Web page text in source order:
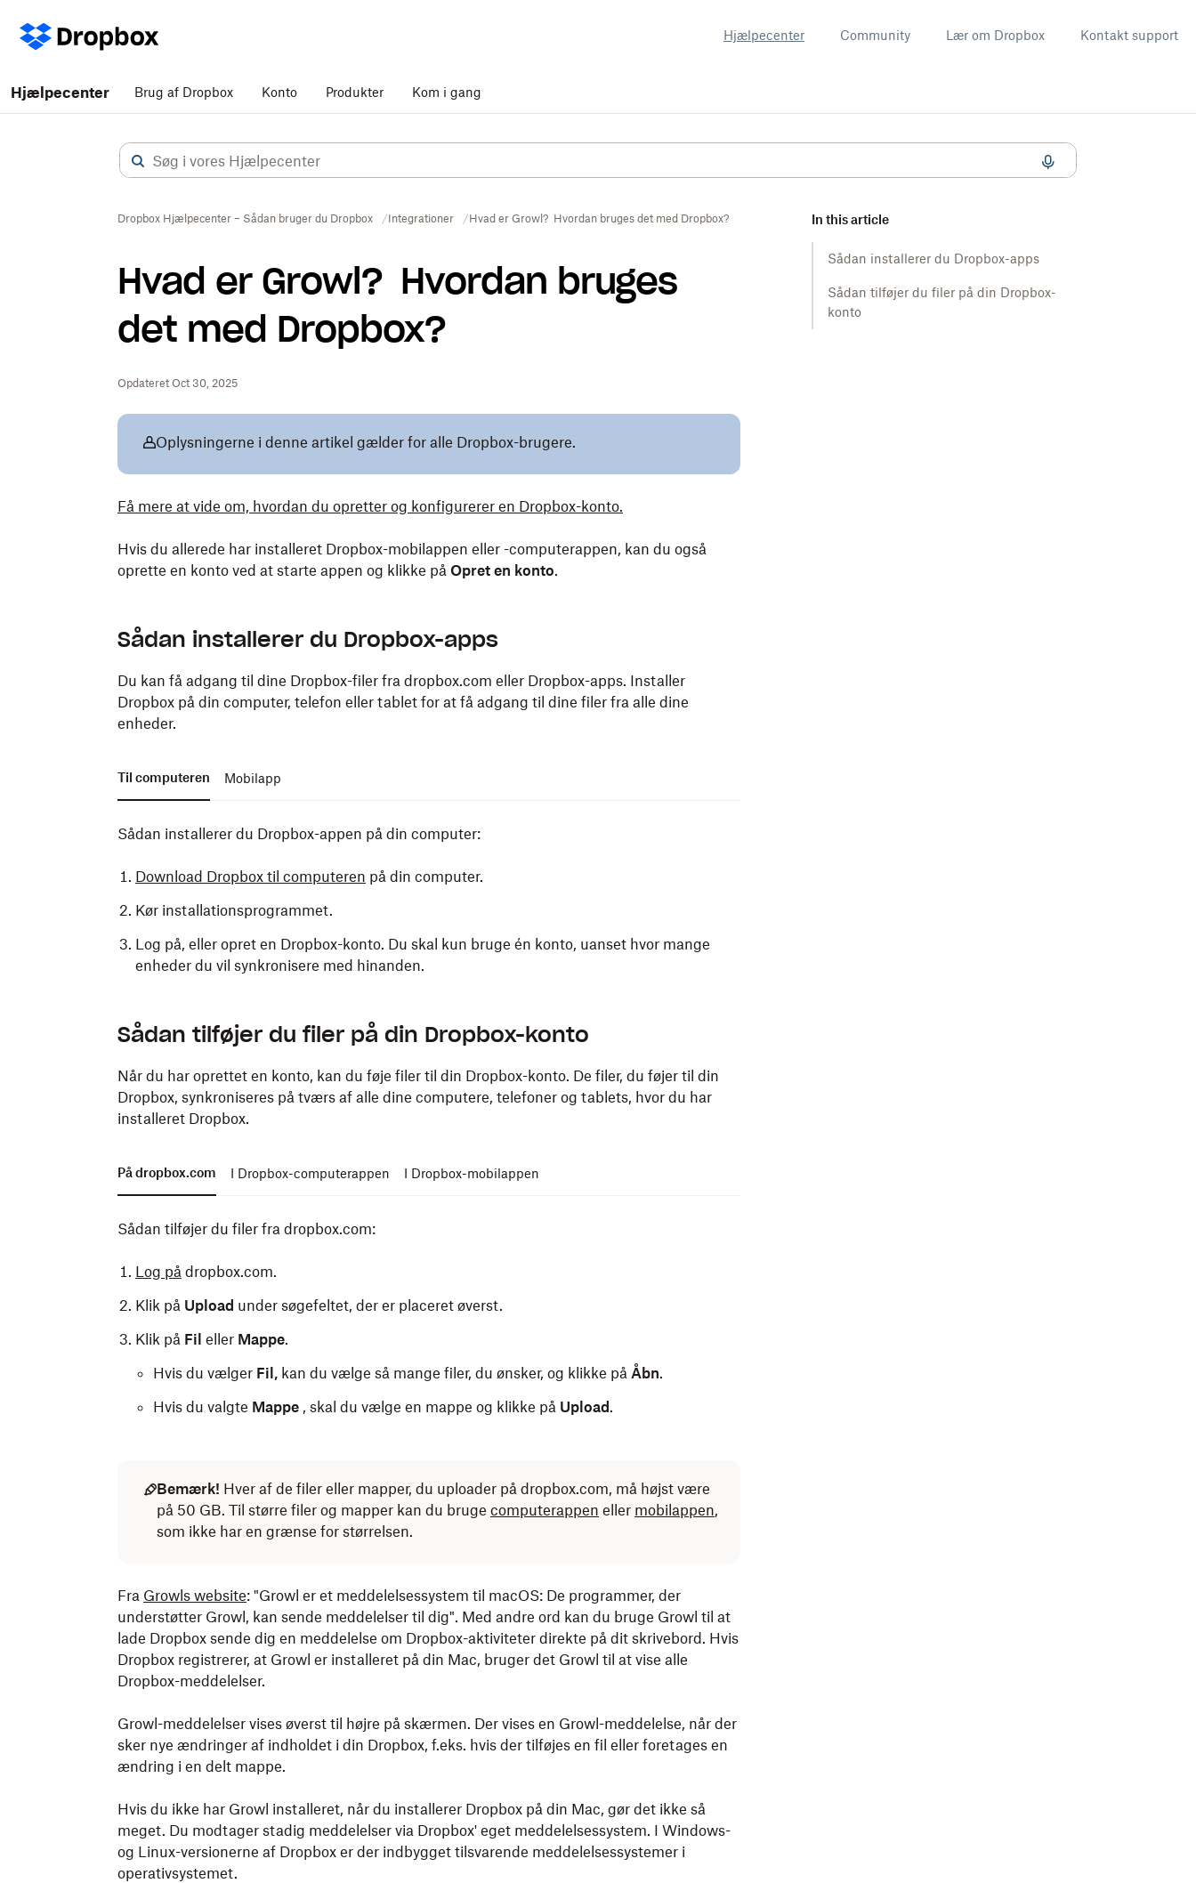
Hjælpecenter Community Lær om Dropbox Kontakt support
Hjælpecenter Brug af Dropbox Konto Produkter Kom i gang
Dropbox Hjælpecenter – Sådan bruger du Dropbox Integrationer Hvad er Growl? Hvordan bruges det med Dropbox?
Hvad er Growl? Hvordan bruges
det med Dropbox?
Opdateret Oct 30, 2025
In this article
Sådan installerer du Dropbox-apps
Sådan tilføjer du filer på din Dropbox-
konto
Oplysningerne i denne artikel gælder for alle Dropbox-brugere.
Få mere at vide om, hvordan du opretter og konfigurerer en Dropbox-konto.
Hvis du allerede har installeret Dropbox-mobilappen eller -computerappen, kan du også
oprette en konto ved at starte appen og klikke på Opret en konto.
Sådan installerer du Dropbox-apps
Du kan få adgang til dine Dropbox-filer fra dropbox.com eller Dropbox-apps. Installer
Dropbox på din computer, telefon eller tablet for at få adgang til dine filer fra alle dine
enheder.
Til computeren Mobilapp
Sådan installerer du Dropbox-appen på din computer:
Download Dropbox til computeren på din computer.
Kør installationsprogrammet.
Log på, eller opret en Dropbox-konto. Du skal kun bruge én konto, uanset hvor mange
enheder du vil synkronisere med hinanden.
Dropbox-mobilappen
fra App Store eller Google Play Butik på din telefon eller
tablet.
Åbn appen.
Sådan tilføjer du filer på din Dropbox-konto
Når du har oprettet en konto, kan du føje filer til din Dropbox-konto. De filer, du føjer til din
Dropbox, synkroniseres på tværs af alle dine computere, telefoner og tablets, hvor du har
installeret Dropbox.
På dropbox.com I Dropbox-computerappen I Dropbox-mobilappen
Sådan tilføjer du filer fra dropbox.com:
Log på dropbox.com.
Klik på Upload under søgefeltet, der er placeret øverst.
Klik på Fil eller Mappe.
Hvis du vælger Fil, kan du vælge så mange filer, du ønsker, og klikke på Åbn.
Hvis du valgte Mappe , skal du vælge en mappe og klikke på Upload .
Bemærk! Hver af de filer eller mapper, du uploader på dropbox.com, må højst være
på 50 GB. Til større filer og mapper kan du bruge computerappen eller mobilappen,
som ikke har en grænse for størrelsen.
Sådan tilføjer du filer fra din computer:
Åbn Finder (Mac) eller Stifinder (Windows).
Gå til
Dropbox-mappen
Når du tilføjer filer i din Dropbox-mappe, bliver de uploadet til Dropbox. Når der er sat
etgrønt fluebenpå filikonerne, er filerne blevet uploadet til Dropbox.
Sådan tilføjer du filer fra din telefon eller tablet:
Åbn Dropbox-appen på din telefon eller tablet.
Tryk på
(tilføj).
Tryk påUpload fil.
Fra Growls website: "Growl er et meddelelsessystem til macOS: De programmer, der
understøtter Growl, kan sende meddelelser til dig". Med andre ord kan du bruge Growl til at
lade Dropbox sende dig en meddelelse om Dropbox-aktiviteter direkte på dit skrivebord. Hvis
Dropbox registrerer, at Growl er installeret på din Mac, bruger det Growl til at vise alle
Dropbox-meddelelser.
Growl-meddelelser vises øverst til højre på skærmen. Der vises en Growl-meddelelse, når der
sker nye ændringer af indholdet i din Dropbox, f.eks. hvis der tilføjes en fil eller foretages en
ændring i en delt mappe.
Hvis du ikke har Growl installeret, når du installerer Dropbox på din Mac, gør det ikke så
meget. Du modtager stadig meddelelser via Dropbox' eget meddelelsessystem. I Windows-
og Linux-versionerne af Dropbox er der indbygget tilsvarende meddelelsessystemer i
operativsystemet.